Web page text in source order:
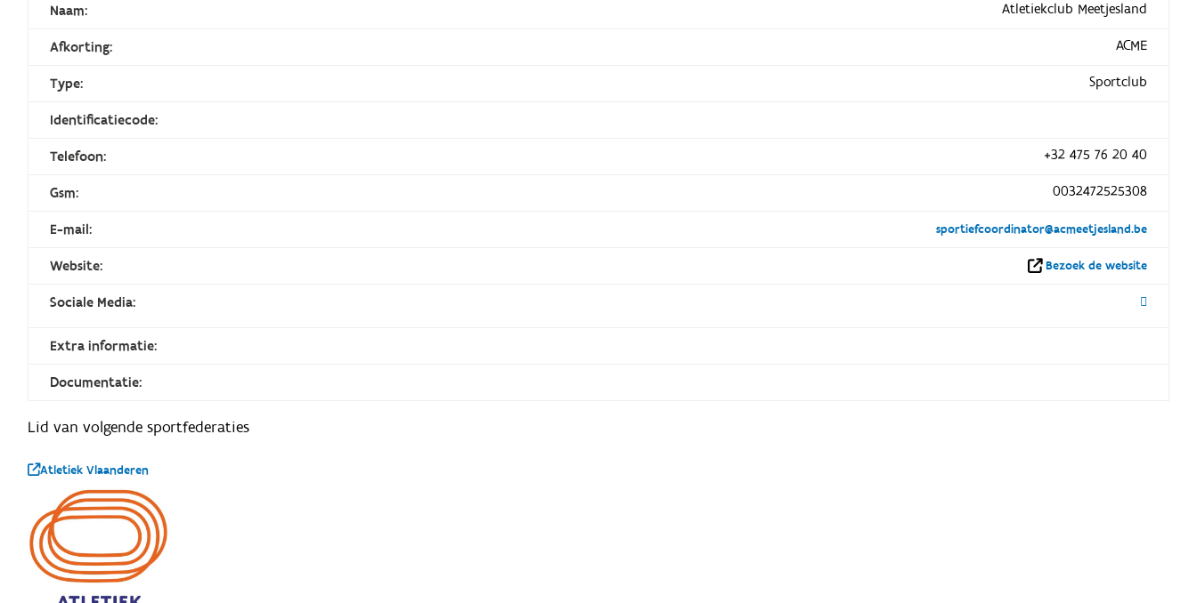
Naam: Atletiekclub Meetjesland
Afkorting: ACME
Type: Sportclub
Identificatiecode:
Telefoon: +32 475 76 20 40
Gsm: 0032472525308
E-mail: sportiefcoordinator@acmeetjesland.be
Website: Bezoek de website
Sociale Media:
Extra informatie:
Documentatie:
Lid van volgende sportfederaties
Atletiek Vlaanderen